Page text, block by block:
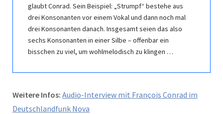
glaubt Conrad. Sein Beispiel: „Strumpf“ bestehe aus
drei Konsonanten vor einem Vokal und dann noch mal
drei Konsonanten danach. Insgesamt seien das also
sechs Konsonanten in einer Silbe – offenbar ein
bisschen zu viel, um wohlmelodisch zu klingen …
Weitere Infos: Audio-Interview mit François Conrad im
Deutschlandfunk Nova